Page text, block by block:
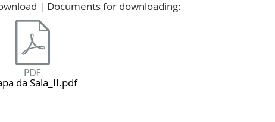
| Documents for downloading:
da Sala_II.pdf